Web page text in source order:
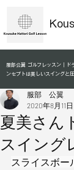
服部公翼 ゴルフレッスン｜
ンセプトは美しいスイングと
夏美さ
スイング
服部 公翼
2020年8月11日
スライスボー